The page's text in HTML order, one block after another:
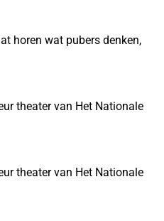
horen wat pubers denken,
theater van Het Nationale
theater van Het Nationale